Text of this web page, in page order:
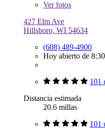
Verfotos
427 Elm Ave
Hillsboro, WI 54634
(608) 489-4900
Hoy abierto de
101
Distancia estimada
20.6 millas
101